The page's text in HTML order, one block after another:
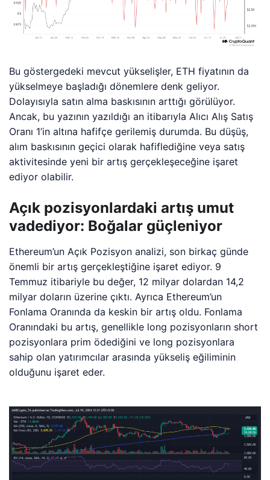
Bu göstergedeki mevcut yükselişler, ETH fiyatının da
yükselmeye başladığı dönemlere denk geliyor.
Dolayısıyla satın alma baskısının arttığı görülüyor.
Ancak, bu yazının yazıldığı an itibarıyla Alıcı Alış Satış
Oranı 1’in altına hafifçe gerilemiş durumda. Bu düşüş,
alım baskısının geçici olarak hafiflediğine veya satış
aktivitesinde yeni bir artış gerçekleşeceğine işaret
ediyor olabilir.
Açık pozisyonlardaki artış umut
vadediyor: Boğalar güçleniyor
Ethereum’un Açık Pozisyon analizi, son birkaç günde
önemli bir artış gerçekleştiğine işaret ediyor. 9
Temmuz itibariyle bu değer, 12 milyar dolardan 14,2
milyar doların üzerine çıktı. Ayrıca Ethereum’un
Fonlama Oranında da keskin bir artış oldu. Fonlama
Oranındaki bu artış, genellikle long pozisyonların short
pozisyonlara prim ödediğini ve long pozisyonlara
sahip olan yatırımcılar arasında yükseliş eğiliminin
olduğunu işaret eder.